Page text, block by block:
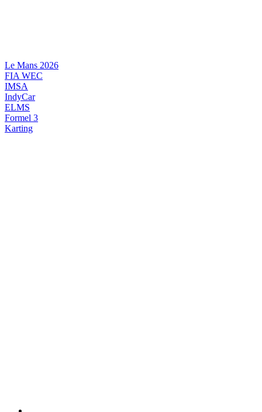
Le Mans 2026
FIA WEC
IMSA
IndyCar
ELMS
Formel 3
Karting